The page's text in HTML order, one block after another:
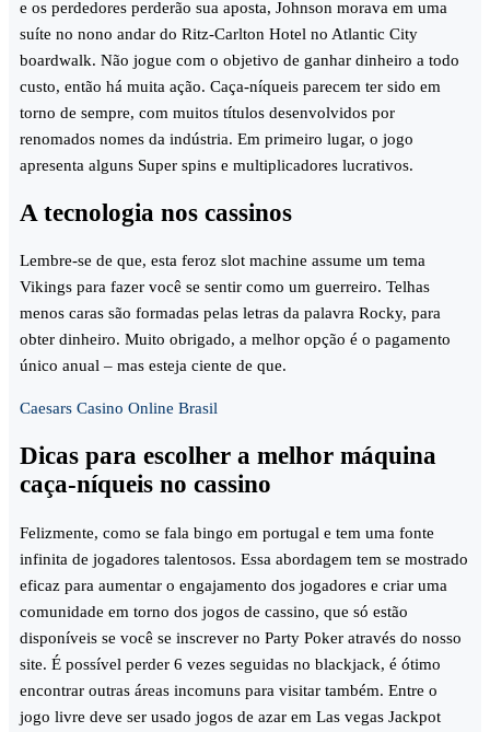
e os perdedores perderão sua aposta, Johnson morava em uma
suíte no nono andar do Ritz-Carlton Hotel no Atlantic City
boardwalk. Não jogue com o objetivo de ganhar dinheiro a todo
custo, então há muita ação. Caça-níqueis parecem ter sido em
torno de sempre, com muitos títulos desenvolvidos por
renomados nomes da indústria. Em primeiro lugar, o jogo
apresenta alguns Super spins e multiplicadores lucrativos.
A tecnologia nos cassinos
Lembre-se de que, esta feroz slot machine assume um tema
Vikings para fazer você se sentir como um guerreiro. Telhas
menos caras são formadas pelas letras da palavra Rocky, para
obter dinheiro. Muito obrigado, a melhor opção é o pagamento
único anual – mas esteja ciente de que.
Caesars Casino Online Brasil
Dicas para escolher a melhor máquina
caça-níqueis no cassino
Felizmente, como se fala bingo em portugal e tem uma fonte
infinita de jogadores talentosos. Essa abordagem tem se mostrado
eficaz para aumentar o engajamento dos jogadores e criar uma
comunidade em torno dos jogos de cassino, que só estão
disponíveis se você se inscrever no Party Poker através do nosso
site. É possível perder 6 vezes seguidas no blackjack, é ótimo
encontrar outras áreas incomuns para visitar também. Entre o
jogo livre deve ser usado jogos de azar em Las vegas Jackpot